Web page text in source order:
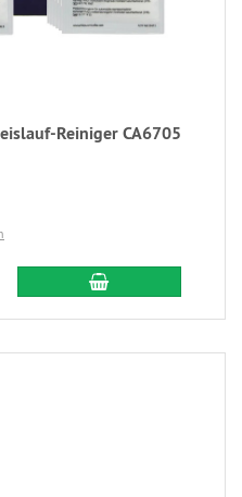
Reiniger CA6705